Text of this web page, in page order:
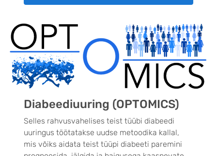
Diabeediuuring (OPTOMICS)
Selles rahvusvahelises teist tüübi diabeedi
uuringus töötatakse uudse metoodika kallal,
mis võiks aidata teist tüüpi diabeeti paremini